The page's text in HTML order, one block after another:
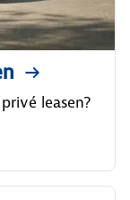
leasen?